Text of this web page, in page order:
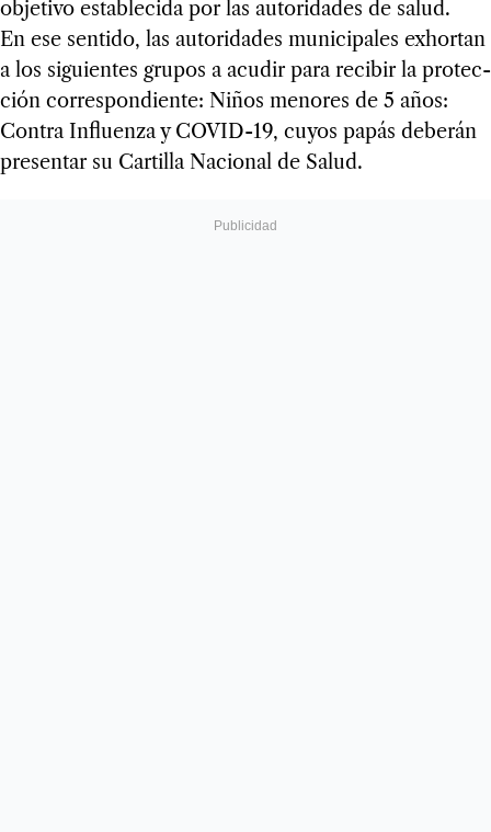
obje­tivo esta­ble­cida por las auto­ri­da­des de salud.
En ese sen­tido, las auto­ri­da­des muni­ci­pa­les exhor­tan
a los siguien­tes gru­pos a acu­dir para reci­bir la pro­tec­
ción corres­pon­diente: Niños meno­res de 5 años:
Con­tra Influenza y COVID-19, cuyos papás debe­rán
pre­sen­tar su Car­ti­lla Nacio­nal de Salud.